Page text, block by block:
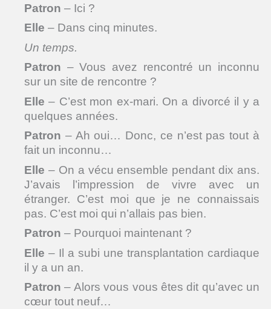
Patron – Ici ?
Elle – Dans cinq minutes.
Un temps.
Patron – Vous avez rencontré un inconnu
sur un site de rencontre ?
Elle – C’est mon ex-mari. On a divorcé il y a
quelques années.
Patron – Ah oui… Donc, ce n’est pas tout à
fait un inconnu…
Elle – On a vécu ensemble pendant dix ans.
J’avais l’impression de vivre avec un
étranger. C’est moi que je ne connaissais
pas. C’est moi qui n’allais pas bien.
Patron – Pourquoi maintenant ?
Elle – Il a subi une transplantation cardiaque
il y a un an.
Patron – Alors vous vous êtes dit qu’avec un
cœur tout neuf…